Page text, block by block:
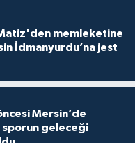
memleketine
İdmanyurdu’na jest
Mersin’de
sporun geleceği